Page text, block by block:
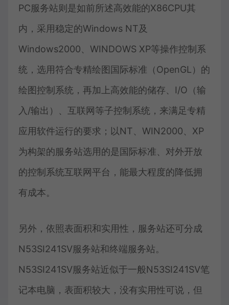
PC服务站则是如前所述高效能的X86CPU其
内，采用稳定的Windows NT及
Windows2000、WINDOWS XP等操作控制系
统，选用符合专精绘图国际标准（OpenGL）的
绘图控制系统，再加上高效能的储存、I/O（输
入/输出）、互联网等子控制系统，来满足专精
应用软件运行的要求；以NT、WIN2000、XP
为构架的服务站选用的是国际标准、对外开放
的控制系统互联网平台，能最大程度的降低拥
有成本。
另外，依照表面积和实用性，服务站还可分成
N53SI241SV服务站和终端服务站。
N53SI241SV服务站近似于一般N53SI241SV笔
记本电脑，表面积较大，没有实用性可说，但